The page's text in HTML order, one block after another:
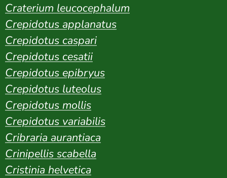
Craterium leucocephalum
Crepidotus applanatus
Crepidotus caspari
Crepidotus cesatii
Crepidotus epibryus
Crepidotus luteolus
Crepidotus mollis
Crepidotus variabilis
Cribraria aurantiaca
Crinipellis scabella
Cristinia helvetica